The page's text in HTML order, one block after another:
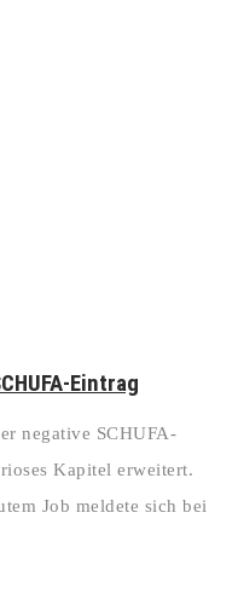
Eintrag
negative SCHUFA-
Kapitel erweitert.
Job meldete sich bei